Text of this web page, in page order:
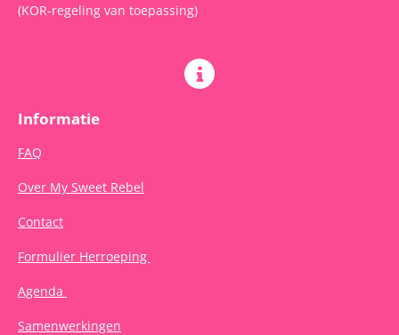
(KOR-regeling van toepassing)
Informatie
FAQ
Over My Sweet Rebel
Contact
Formulier Herroeping
Agenda
Samenwerkingen